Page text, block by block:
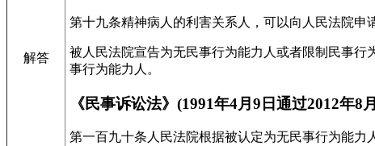
解答
第十九条精神病人的利害关系人，可以向人民法院申
被人民法院宣告为无民事行为能力人或者限制民事
事行为能力人。
《民事诉讼法》(1991年4月9日通过2012年8
第一百九十条人民法院根据被认定为无民事行为能